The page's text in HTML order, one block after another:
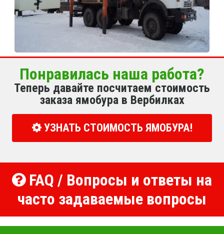
Понравилась наша работа?
Теперь давайте посчитаем стоимость
заказа ямобура в Вербилках
УЗНАТЬ СТОИМОСТЬ ЯМОБУРА!
FAQ / Вопросы и ответы на
часто задаваемые вопросы